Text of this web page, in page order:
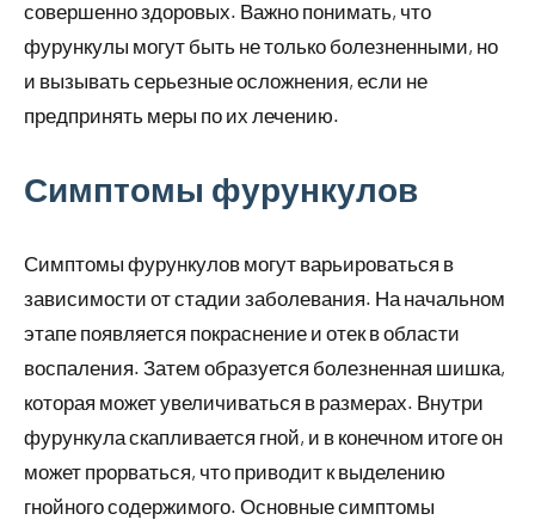
совершенно здоровых. Важно понимать, что
фурункулы могут быть не только болезненными, но
и вызывать серьезные осложнения, если не
предпринять меры по их лечению.
Симптомы фурункулов
Симптомы фурункулов могут варьироваться в
зависимости от стадии заболевания. На начальном
этапе появляется покраснение и отек в области
воспаления. Затем образуется болезненная шишка,
которая может увеличиваться в размерах. Внутри
фурункула скапливается гной, и в конечном итоге он
может прорваться, что приводит к выделению
гнойного содержимого. Основные симптомы